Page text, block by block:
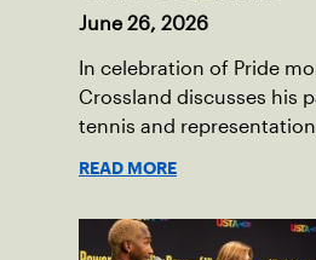
June 26, 2026
In celebration of Pride
Crossland discusses his
tennis and
READ MORE